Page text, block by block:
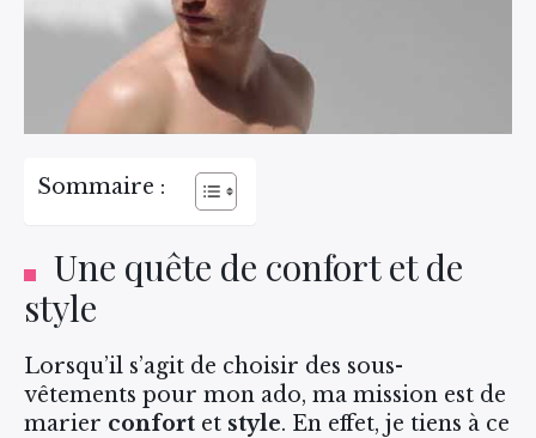
Sommaire :
Une quête de confort et de
style
Lorsqu’il s’agit de choisir des sous-
vêtements pour mon ado, ma mission est de
marier confort et style. En effet, je tiens à ce